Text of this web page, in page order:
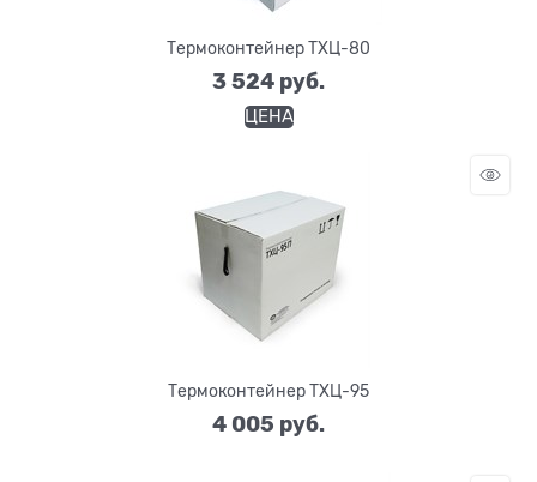
Термоконтейнер ТХЦ-80
3 524 руб.
ЦЕНА
Термоконтейнер ТХЦ-95
4 005 руб.